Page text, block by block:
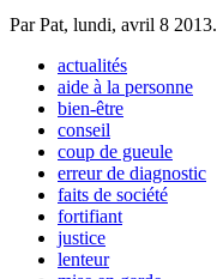
Par Pat, lundi, avril 8 2013.
actualités
aide à la personne
bien-être
conseil
coup de gueule
erreur de diagnostic
faits de société
fortifiant
justice
lenteur